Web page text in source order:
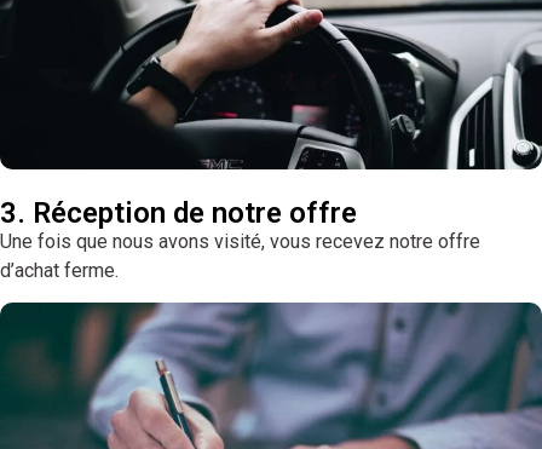
3. Réception de notre offre
Une fois que nous avons visité, vous recevez notre offre
d’achat ferme.